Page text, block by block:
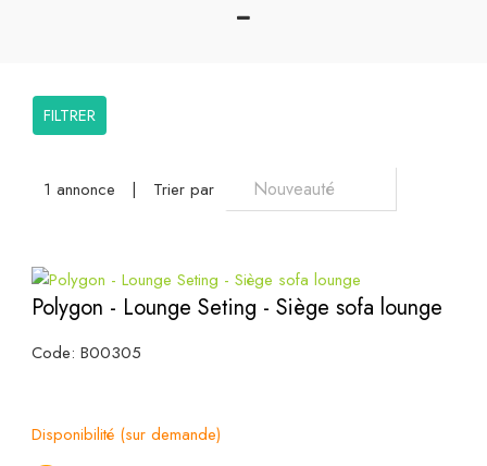
FILTRER
1 annonce | Trier par
Polygon - Lounge Seting - Siège sofa lounge
Code: B00305
Disponibilité (sur demande)